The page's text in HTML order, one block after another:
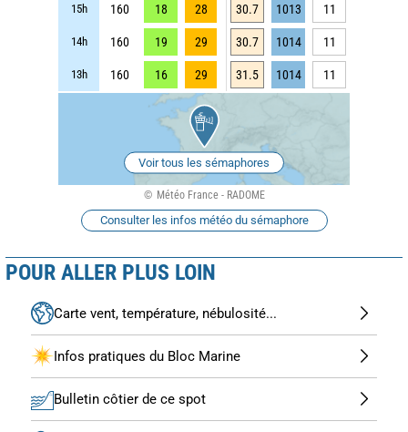
15h 160 18 28 30.7 1013 11
14h 160 19 29 30.7 1014 11
13h 160 16 29 31.5 1014 11
Voir tous les sémaphores
Météo France - RADOME
Consulter les infos météo du sémaphore
POUR ALLER PLUS LOIN
Carte vent, température, nébulosité...
Infos pratiques du Bloc Marine
Bulletin côtier de ce spot